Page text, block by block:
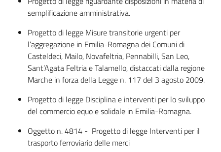
semplificazione amministrativa.
Progetto di legge Misure transitorie urgenti per
l’aggregazione in Emilia-Romagna dei Comuni di
Casteldeci, Mailo, Novafeltria, Pennabilli, San Leo,
Sant’Agata Feltria e Talamello, distaccati dalla regione
Marche in forza della Legge n. 117 del 3 agosto 2009.
Progetto di legge Disciplina e interventi per lo sviluppo
del commercio equo e solidale in Emilia-Romagna.
Oggetto n. 4814 - Progetto di legge Interventi per il
trasporto ferroviario delle merci